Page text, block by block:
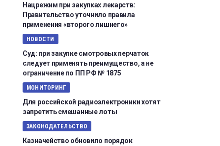
Нацрежим при закупках лекарств:
Правительство уточнило правила
применения «второго лишнего»
НОВОСТИ
Суд: при закупке смотровых перчаток
следует применять преимущество, а не
ограничение по ПП РФ № 1875
МОНИТОРИНГ
Для российской радиоэлектроники хотят
запретить смешанные лоты
ЗАКОНОДАТЕЛЬСТВО
Казначейство обновило порядок